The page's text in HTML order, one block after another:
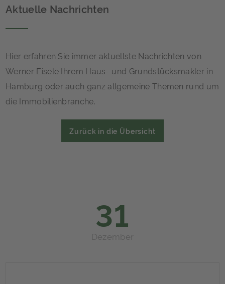
Aktuelle Nachrichten
Hier erfahren Sie immer aktuellste Nachrichten von
Werner Eisele Ihrem Haus- und Grundstücksmakler in
Hamburg oder auch ganz allgemeine Themen rund um
die Immobilienbranche.
Zurück in die Übersicht
31
Dezember